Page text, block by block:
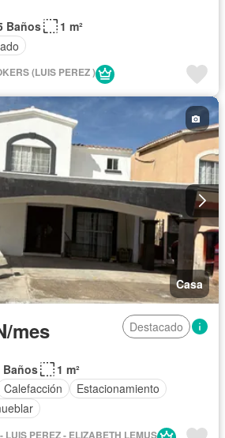
Baños
1 m²
06/07/2026 en - CITY BROKERS (LUIS PEREZ )
Casa
mes
Destacado
Baños
1 m²
Calefacción
Estacionamiento
PEREZ - ELIZABETH LEMUS